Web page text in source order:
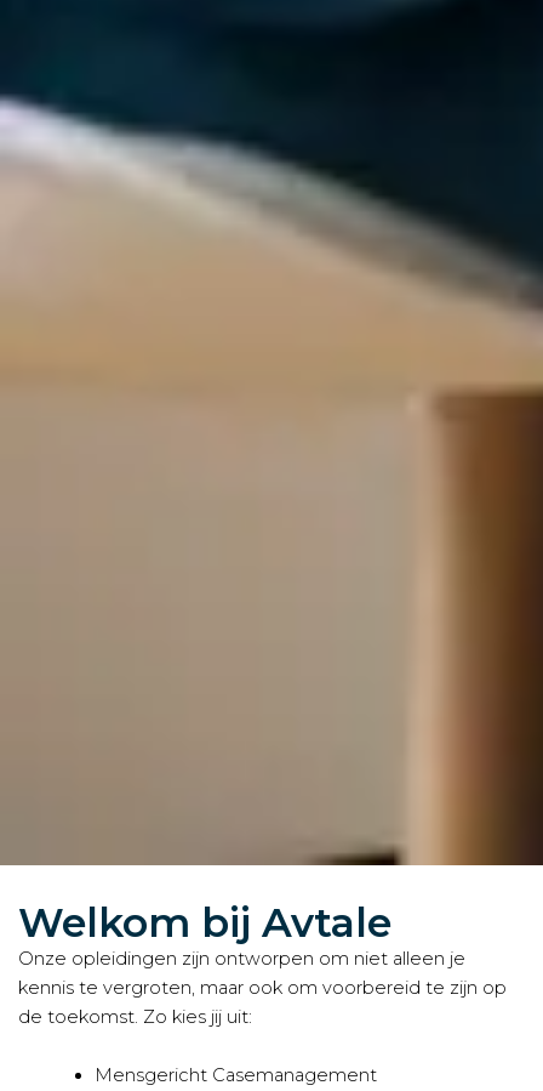
Welkom bij Avtale
Onze opleidingen zijn ontworpen om niet alleen je
kennis te vergroten, maar ook om voorbereid te zijn op
de toekomst. Zo kies jij uit:
Mensgericht Casemanagement